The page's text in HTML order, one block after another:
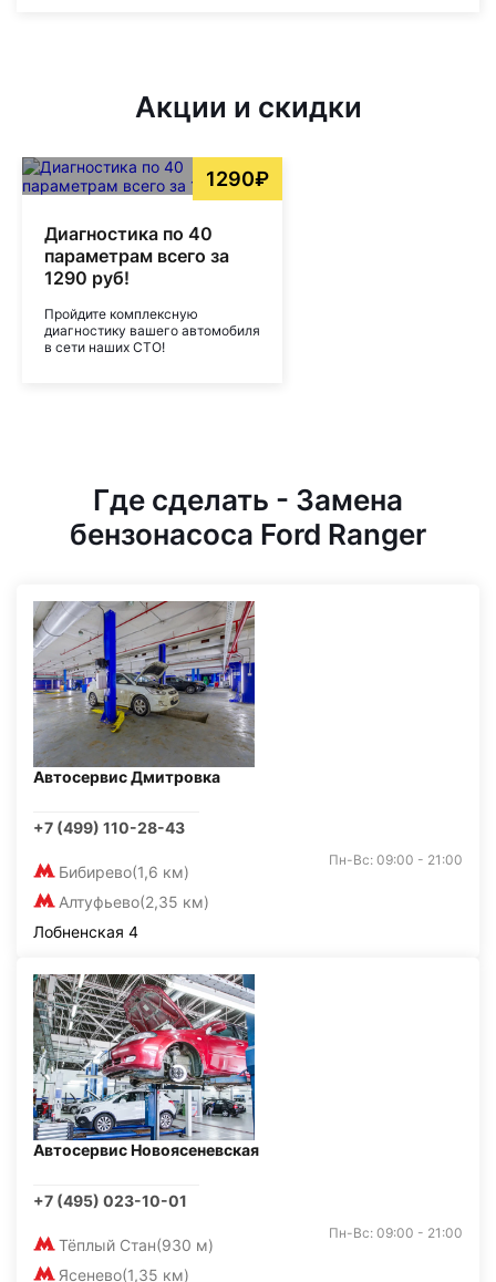
Акции и скидки
1290₽
Диагностика по 40
параметрам всего за
1290 руб!
Пройдите комплексную
диагностику вашего автомобиля
в сети наших СТО!
Где сделать - Замена
бензонасоса Ford Ranger
Автосервис Дмитровка
+7 (499) 110-28-43
Бибирево(1,6 км)
Алтуфьево(2,35 км)
Пн-Вс: 09:00 - 21:00
Лобненская 4
Автосервис Новоясеневская
+7 (495) 023-10-01
Тёплый Стан(930 м)
Ясенево(1,35 км)
Пн-Вс: 09:00 - 21:00